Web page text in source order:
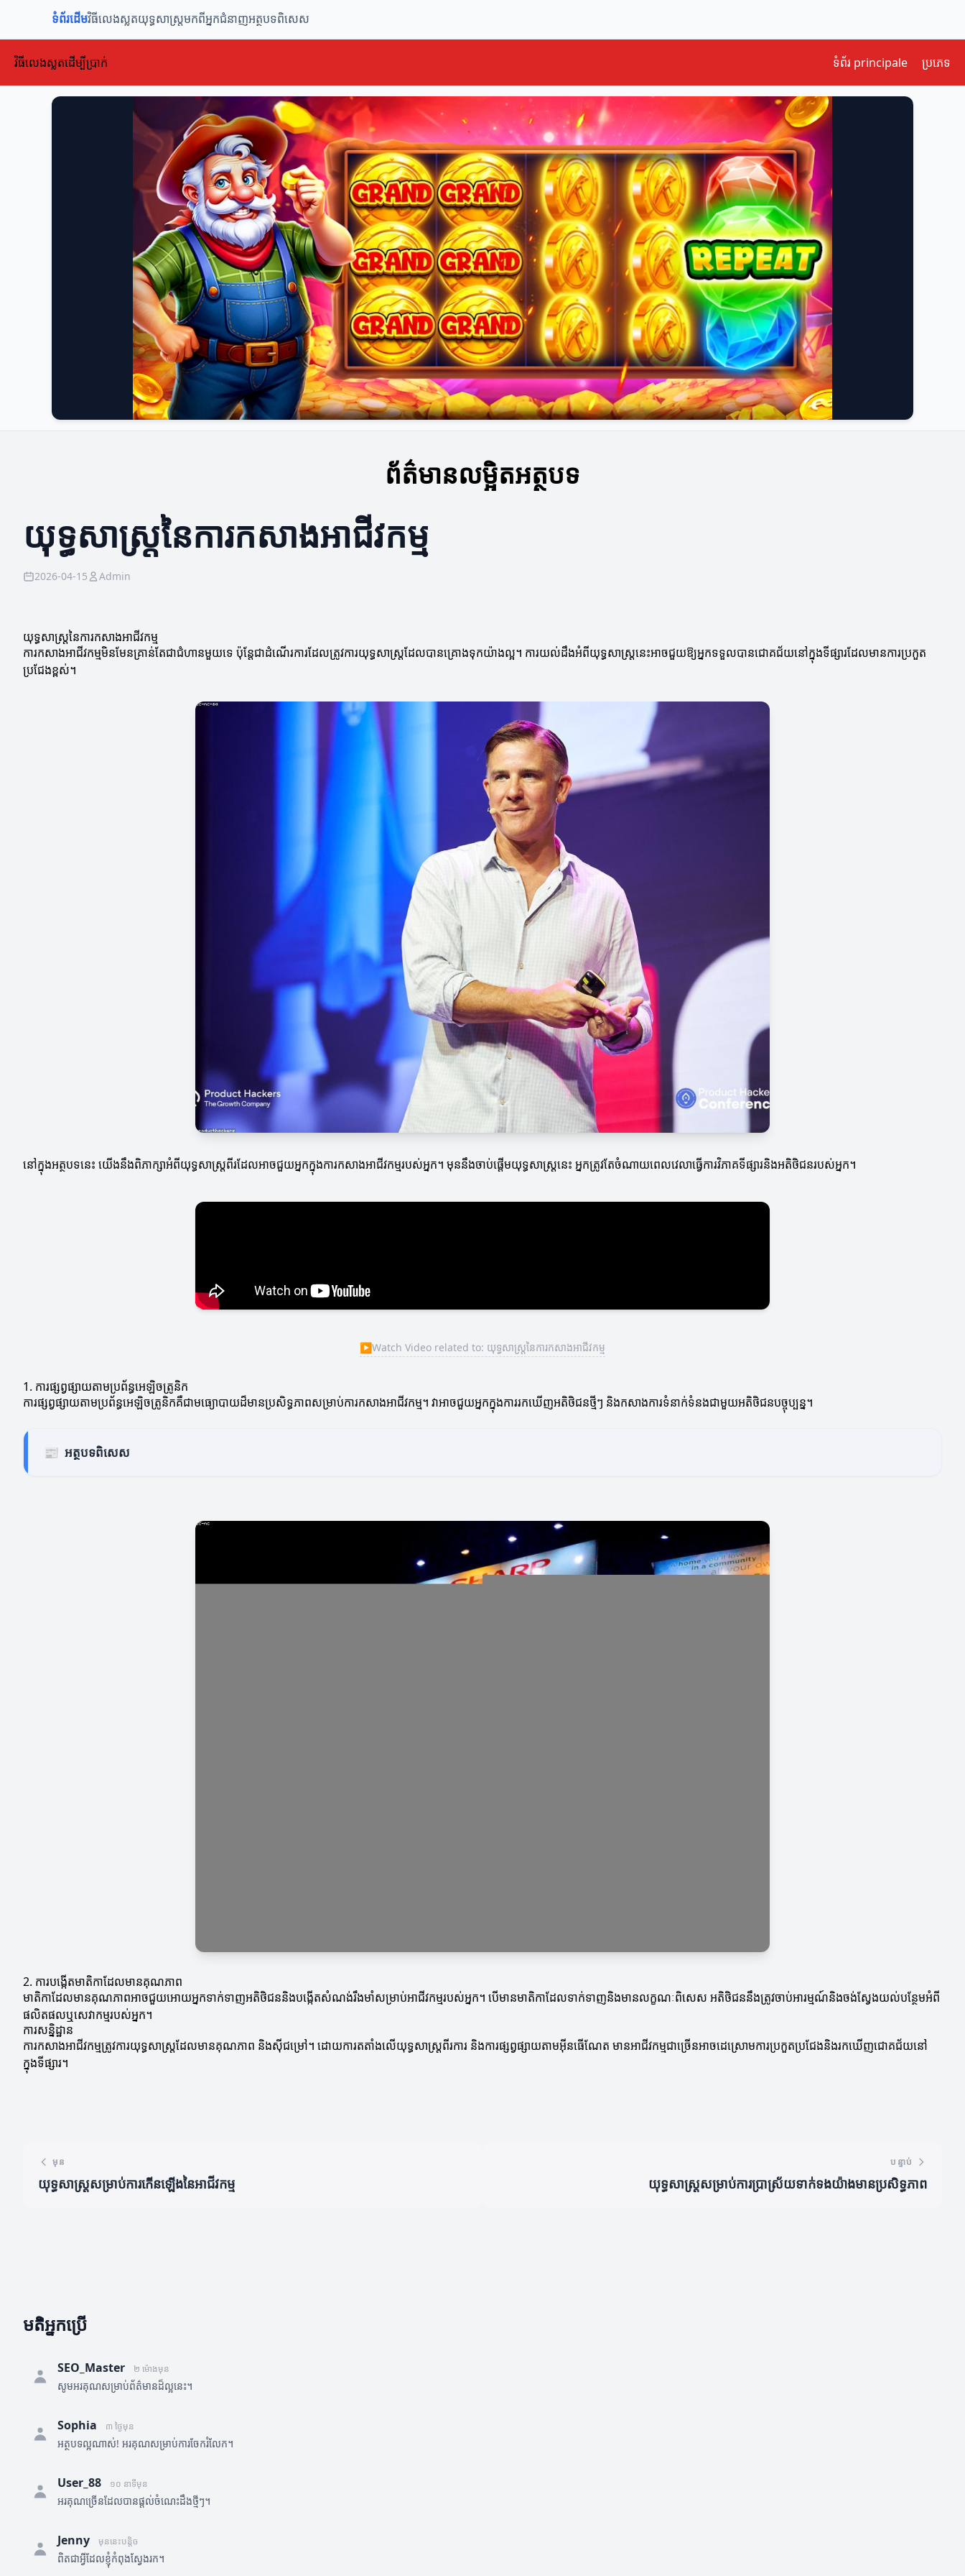
ទំព័រដើមវិធីលេងស្លតយុទ្ធសាស្ត្រមកពីអ្នកជំនាញអត្ថបទពិសេស
វិធីលេងស្លតដើម្បីប្រាក់ ទំព័រ principale ប្រភេទ
ព័ត៌មានលម្អិតអត្ថបទ
យុទ្ធសាស្ត្រនៃការកសាងអាជីវកម្ម
2026-04-15 Admin
យុទ្ធសាស្ត្រនៃការកសាងអាជីវកម្ម
ការកសាងអាជីវកម្មមិនមែនគ្រាន់តែជាជំហានមួយទេ ប៉ុន្តែជាដំណើរការដែលត្រូវការយុទ្ធសាស្ត្រដែលបានគ្រោងទុកយ៉ាងល្អ។ ការយល់ដឹងអំពីយុទ្ធសាស្ត្រនេះអាចជួយឱ្យអ្នកទទួលបានជោគជ័យនៅក្នុងទីផ្សារដែលមានការប្រកួត
ប្រជែងខ្ពស់។
នៅក្នុងអត្ថបទនេះ យើងនឹងពិភាក្សាអំពីយុទ្ធសាស្ត្រពីរដែលអាចជួយអ្នកក្នុងការកសាងអាជីវកម្មរបស់អ្នក។ មុននឹងចាប់ផ្តើមយុទ្ធសាស្ត្រនេះ អ្នកត្រូវតែចំណាយពេលវេលាធ្វើការវិភាគទីផ្សារនិងអតិថិជនរបស់អ្នក។
▶Watch Video related to: យុទ្ធសាស្ត្រនៃការកសាងអាជីវកម្ម
1. ការផ្សព្វផ្សាយតាមប្រព័ន្ធអេឡិចត្រូនិក
ការផ្សព្វផ្សាយតាមប្រព័ន្ធអេឡិចត្រូនិកគឺជាមធ្យោបាយដ៏មានប្រសិទ្ធភាពសម្រាប់ការកសាងអាជីវកម្ម។ វាអាចជួយអ្នកក្នុងការរកឃើញអតិថិជនថ្មីៗ និងកសាងការទំនាក់ទំនងជាមួយអតិថិជនបច្ចុប្បន្ន។
📰 អត្ថបទពិសេស
2. ការបង្កើតមាតិកាដែលមានគុណភាព
មាតិកាដែលមានគុណភាពអាចជួយអោយអ្នកទាក់ទាញអតិថិជននិងបង្កើតសំណង់រឹងមាំសម្រាប់អាជីវកម្មរបស់អ្នក។ បើមានមាតិកាដែលទាក់ទាញនិងមានលក្ខណៈពិសេស អតិថិជននឹងត្រូវចាប់អារម្មណ៍និងចង់ស្វែងយល់បន្ថែមអំពី
ផលិតផលឬសេវាកម្មរបស់អ្នក។
ការសន្និដ្ឋាន
ការកសាងអាជីវកម្មត្រូវការយុទ្ធសាស្ត្រដែលមានគុណភាព និងស៊ីជម្រៅ។ ដោយការតតាំងលើយុទ្ធសាស្ត្រពីរការ និងការផ្សព្វផ្សាយតាមអ៊ីនធើណែត មានអាជីវកម្មជាច្រើនអាចដេស្រោមការប្រកួតប្រជែងនិងរកឃើញជោគជ័យនៅ
ក្នុងទីផ្សារ។
មុន
យុទ្ធសាស្ត្រសម្រាប់ការកើនឡើងនៃអាជីវកម្ម
បន្ទាប់
យុទ្ធសាស្ត្រសម្រាប់ការប្រាស្រ័យទាក់ទងយ៉ាងមានប្រសិទ្ធភាព
មតិអ្នកប្រើ
SEO_Master ២ ម៉ោងមុន
សូមអរគុណសម្រាប់ព័ត៌មានដ៏ល្អនេះ។
Sophia ៣ ថ្ងៃមុន
អត្ថបទល្អណាស់! អរគុណសម្រាប់ការចែករំលែក។
User_88 ១០ នាទីមុន
អរគុណច្រើនដែលបានផ្តល់ចំណេះដឹងថ្មីៗ។
Jenny មុននេះបន្តិច
ពិតជាអ្វីដែលខ្ញុំកំពុងស្វែងរក។